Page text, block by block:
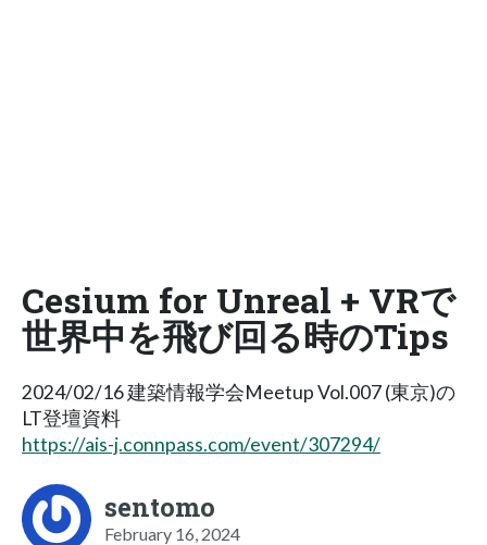
Cesium for Unreal + VRで
世界中を飛び回る時のTips
2024/02/16 建築情報学会Meetup Vol.007 (東京)の
LT登壇資料
https://ais-j.connpass.com/event/307294/
sentomo
February 16, 2024